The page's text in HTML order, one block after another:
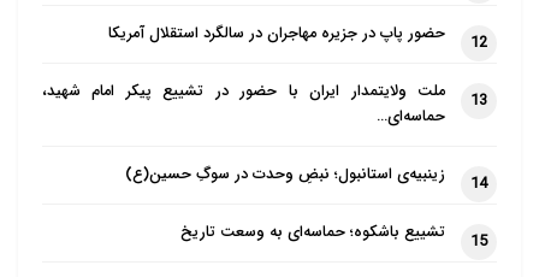
12 حضور پاپ در جزیره مهاجران در سالگرد استقلال آمریکا
13
ملت ولایتمدار ایران با حضور در تشییع پیکر امام شهید،
حماسه‌ای…
14 زینبیه‌ی استانبول؛ نبضِ وحدت در سوگِ حسین(ع)
15 تشییع باشکوه؛ حماسه‌ای به وسعت تاریخ